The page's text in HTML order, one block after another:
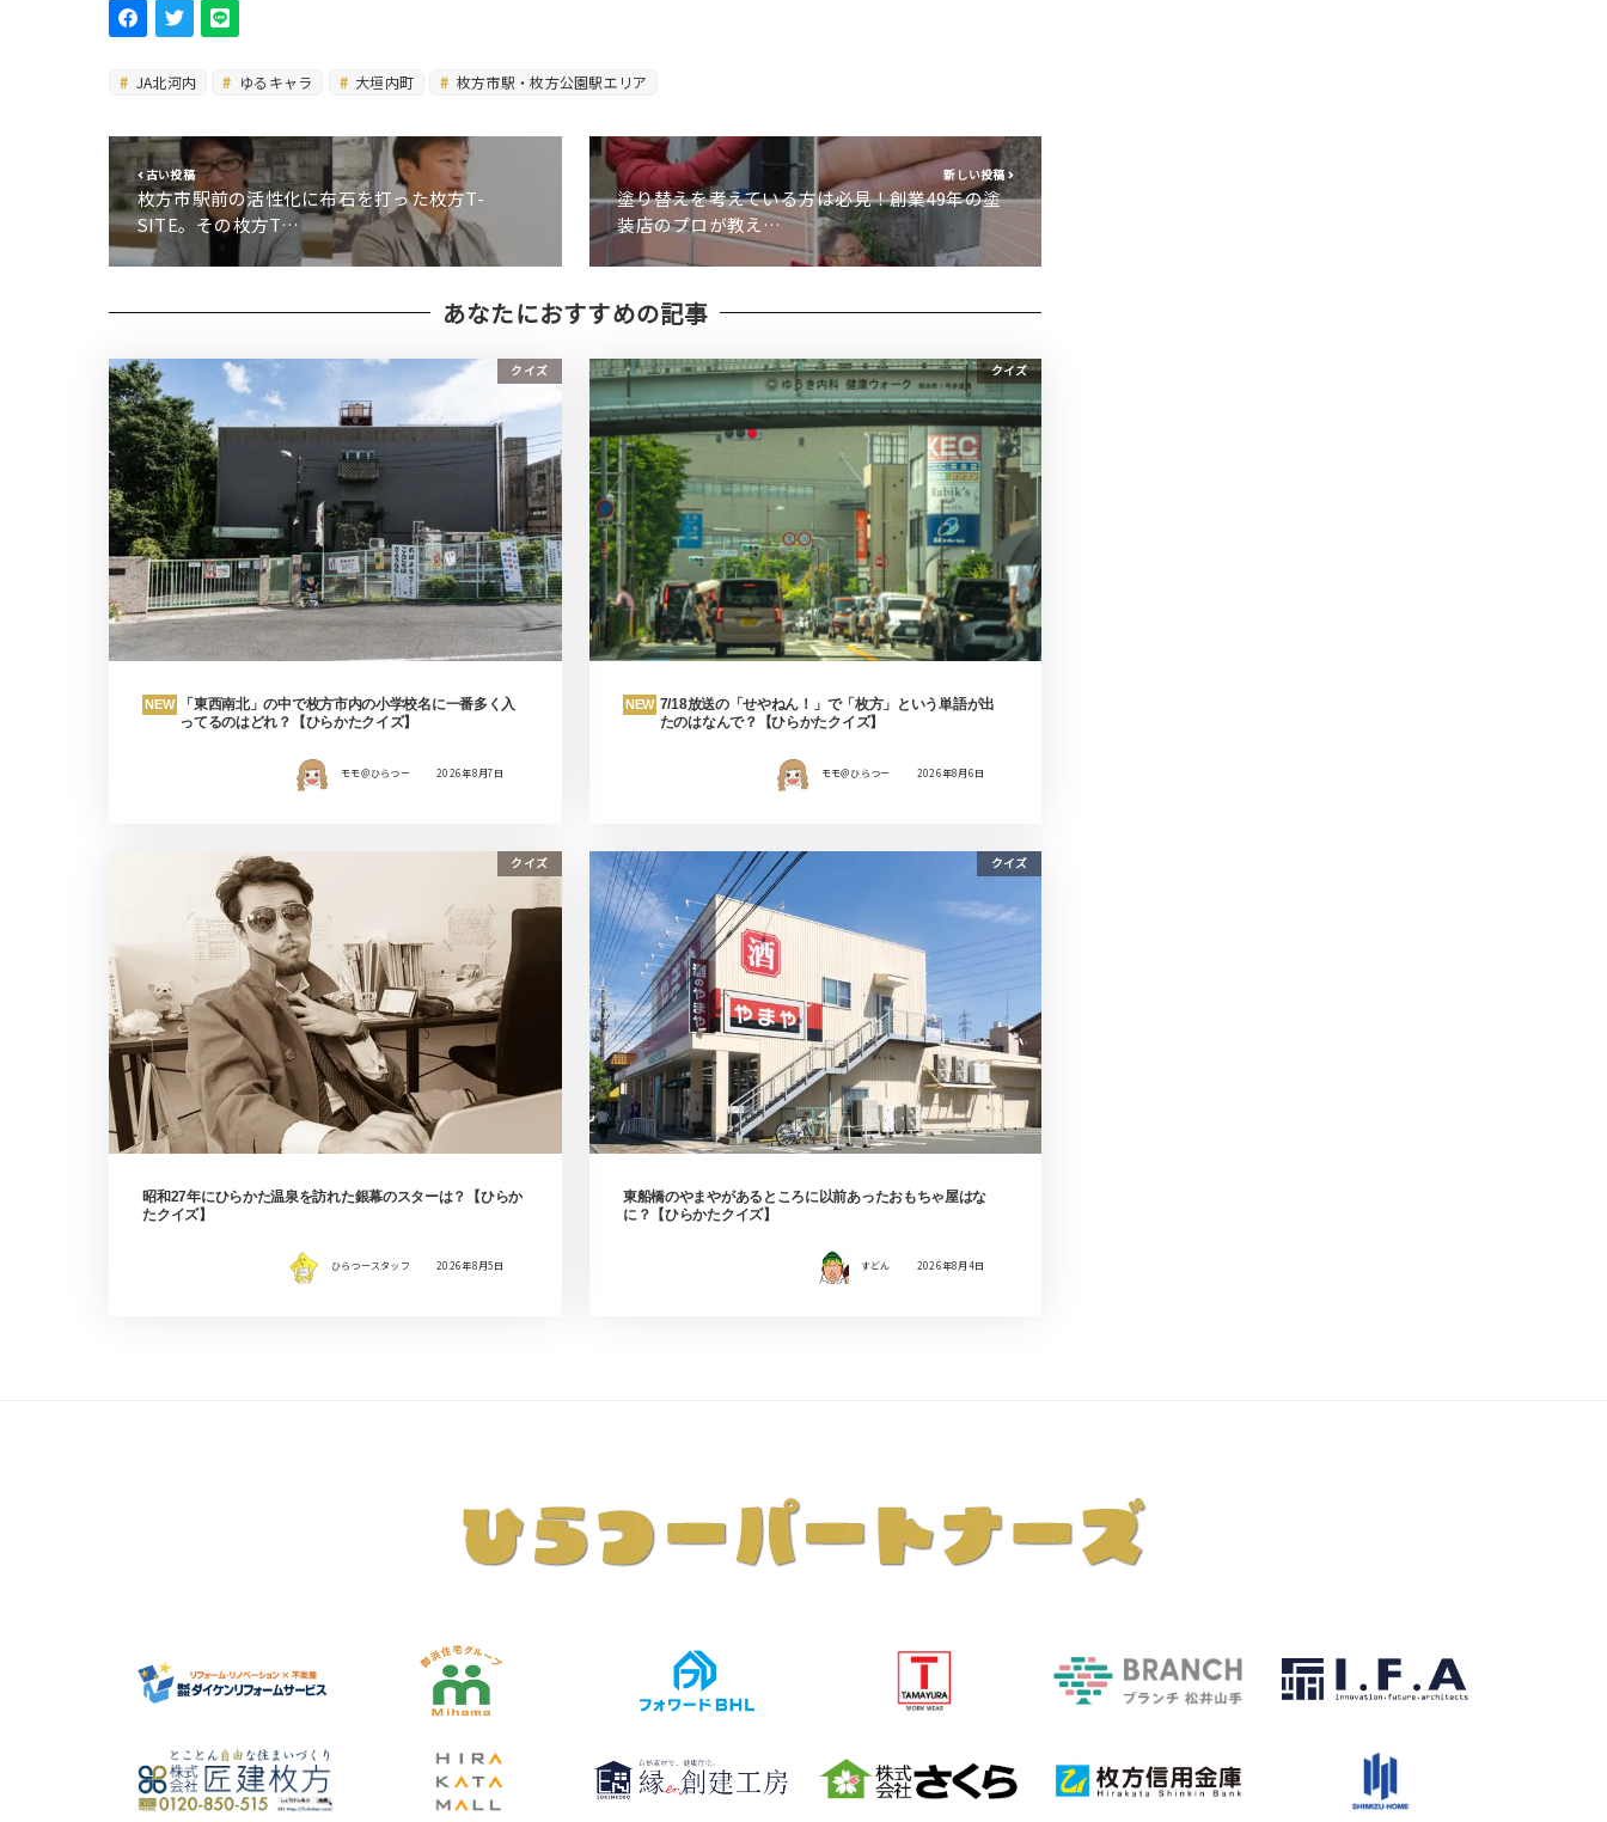
JA北河内 ゆるキャラ 大垣内町 枚方市駅・枚方公園駅エリア
古い投稿
枚方市駅前の活性化に布石を打った枚方T-
SITE。その枚方T…
新しい投稿
塗り替えを考えている方は必見！創業49年の塗
装店のプロが教え…
あなたにおすすめの記事
クイズ
NEW
「東西南北」の中で枚方市内の小学校名に一番多く入
ってるのはどれ？【ひらかたクイズ】
モモ＠ひらつー 2026年8月7日
クイズ
NEW 7/18放送の「せやねん！」で「枚方」という単語が出
たのはなんで？【ひらかたクイズ】
モモ＠ひらつー 2026年8月6日
クイズ
昭和27年にひらかた温泉を訪れた銀幕のスターは？【ひらか
たクイズ】
ひらつースタッフ 2026年8月5日
クイズ
東船橋のやまやがあるところに以前あったおもちゃ屋はな
に？【ひらかたクイズ】
すどん 2026年8月4日